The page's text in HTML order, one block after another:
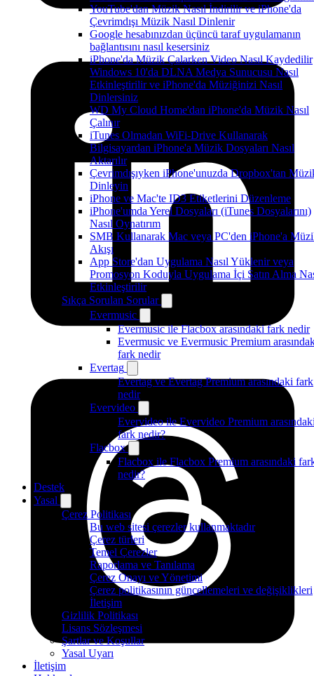
YouTube'dan Müzik Nasıl İndirilir ve iPhone'da
Çevrimdışı Müzik Nasıl Dinlenir
Google hesabınızdan üçüncü taraf uygulamanın
bağlantısını nasıl kesersiniz
iPhone'da Müzik Çalarken Video Nasıl Kaydedilir
Windows 10'da DLNA Medya Sunucusu Nasıl
Etkinleştirilir ve iPhone'da Müziğinizi Nasıl
Dinlersiniz
WD My Cloud Home'dan iPhone'da Müzik Nasıl
Çalınır
iTunes Olmadan WiFi-Drive Kullanarak
Bilgisayardan iPhone'a Müzik Dosyaları Nasıl
Aktarılır
Çevrimdışıyken iPhone'unuzda Dropbox'tan
Dinleyin
iPhone ve Mac'te ID3 Etiketlerini Düzenleme
iPhone'umda Yerel Dosyaları (iTunes Dosyalarını)
Nasıl Oynatırım
SMB Kullanarak Mac veya PC'den iPhone'a
Akışı
App Store'dan Uygulama Nasıl Yüklenir veya
Promosyon Koduyla Uygulama İçi Satın Alma
Etkinleştirilir
Sıkça Sorulan Sorular
Evermusic
Evermusic ile Flacbox arasındaki fark nedir
Evermusic ve Evermusic Premium
fark nedir
Evertag
Evertag ve Evertag Premium arasındaki fark
nedir
Evervideo
Evervideo ile Evervideo Premium
fark nedir?
Flacbox
Flacbox ile Flacbox Premium arasındaki
nedir?
Destek
Yasal
Çerez Politikası
Bu web sitesi çerezler kullanmaktadır
Çerez türleri
Temel Çerezler
Raporlama ve Tanılama
Çerez Onayı ve Yönetimi
Çerez politikasının güncellemeleri ve değişiklikleri
İletişim
Gizlilik Politikası
Lisans Sözleşmesi
Şartlar ve Koşullar
Yasal Uyarı
İletişim